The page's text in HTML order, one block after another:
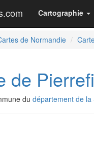
Cartographie
de Normandie
de
du département de